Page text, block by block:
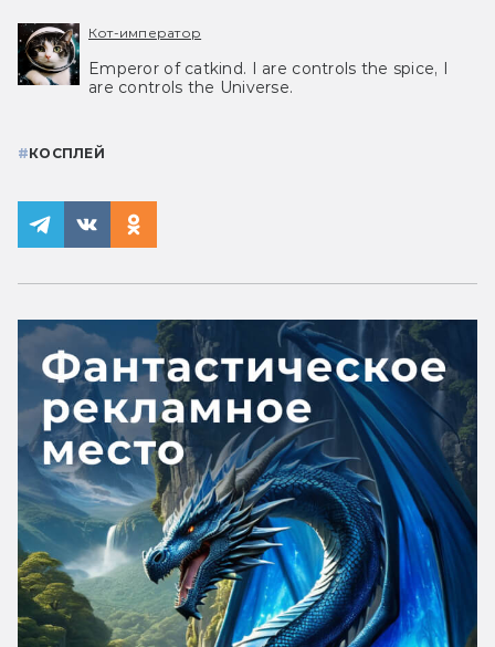
Кот-император
Emperor of catkind. I are controls the spice, I
are controls the Universe.
#КОСПЛЕЙ